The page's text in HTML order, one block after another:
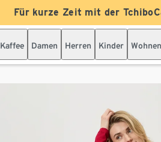
Für kurze Zeit mit der
Kaffee Damen Herren Kinder Wohnen